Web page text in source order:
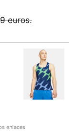
euros.
enlaces